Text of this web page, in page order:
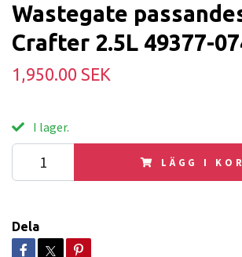
Wastegate
Crafter 2.5L 49377-
1,950.00 SEK
I lager.
LÄGG I
Dela